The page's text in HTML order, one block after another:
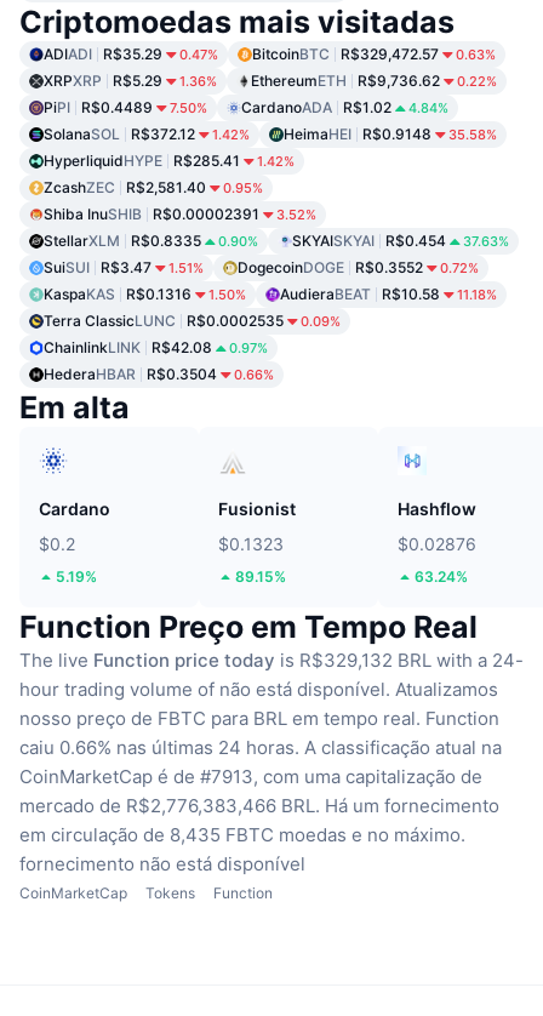
Criptomoedas mais visitadas
ADIADI R$35.29 0.47% BitcoinBTC R$329,472.57 0.63%
XRPXRP R$5.29 1.36% EthereumETH R$9,736.62 0.22%
PiPI R$0.4489 7.50% CardanoADA R$1.02 4.84%
SolanaSOL R$372.12 1.42% HeimaHEI R$0.9148 35.58%
HyperliquidHYPE R$285.41 1.42%
ZcashZEC R$2,581.40 0.95%
Shiba InuSHIB R$0.00002391 3.52%
StellarXLM R$0.8335 0.90% SKYAISKYAI R$0.454 37.63%
SuiSUI R$3.47 1.51% DogecoinDOGE R$0.3552 0.72%
KaspaKAS R$0.1316 1.50% AudieraBEAT R$10.58 11.18%
Terra ClassicLUNC R$0.0002535 0.09%
ChainlinkLINK R$42.08 0.97%
HederaHBAR R$0.3504 0.66%
Em alta
Cardano
$0.2
5.19%
Fusionist
$0.1323
89.15%
Hashflow
$0.02876
63.24%
Function Preço em Tempo Real
The live Function price today is R$329,132 BRL with a 24-
hour trading volume of não está disponível. Atualizamos
nosso preço de FBTC para BRL em tempo real. Function
caiu 0.66% nas últimas 24 horas. A classificação atual na
CoinMarketCap é de #7913, com uma capitalização de
mercado de R$2,776,383,466 BRL. Há um fornecimento
em circulação de 8,435 FBTC moedas e no máximo.
fornecimento não está disponível
CoinMarketCap Tokens Function